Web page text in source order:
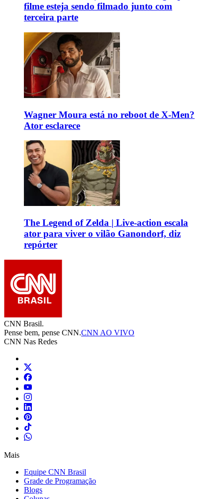
filme esteja sendo filmado junto com
terceira parte
Wagner Moura está no reboot de X-Men?
Ator esclarece
The Legend of Zelda | Live-action escala
ator para viver o vilão Ganondorf, diz
repórter
CNN Brasil.
Pense bem, pense CNN.CNN AO VIVO
CNN Nas Redes
Mais
Equipe CNN Brasil
Grade de Programação
Blogs